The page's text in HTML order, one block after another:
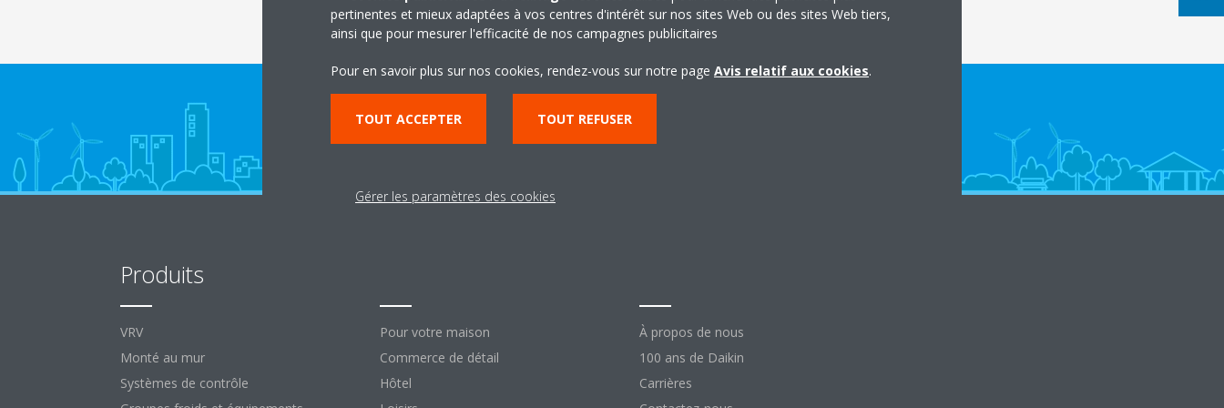
Produits
VRV
Monté au mur
Systèmes de contrôle
Pour votre maison
Commerce de détail
Hôtel
À propos de nous
100 ans de Daikin
Carrières
pertinentes et mieux adaptées à vos centres d'intérêt sur nos sites Web ou des sites Web tiers,
ainsi que pour mesurer l'efficacité de nos campagnes publicitaires
Pour en savoir plus sur nos cookies, rendez-vous sur notre page Avis relatif aux cookies.
TOUT ACCEPTER TOUT REFUSER
Gérer les paramètres des cookies